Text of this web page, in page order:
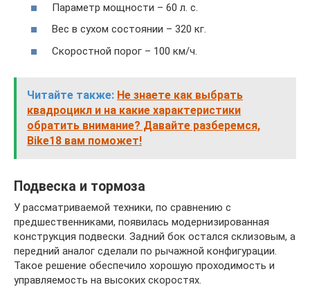
Параметр мощности – 60 л. с.
Вес в сухом состоянии – 320 кг.
Скоростной порог – 100 км/ч.
Читайте также: Не знаете как выбрать
квадроцикл и на какие характеристики
обратить внимание? Давайте разберемся,
Bike18 вам поможет!
Подвеска и тормоза
У рассматриваемой техники, по сравнению с
предшественниками, появилась модернизированная
конструкция подвески. Задний бок остался склизовым, а
передний аналог сделали по рычажной конфигурации.
Такое решение обеспечило хорошую проходимость и
управляемость на высоких скоростях.